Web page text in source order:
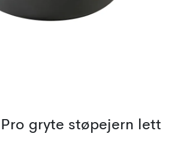
gryte støpejern lett